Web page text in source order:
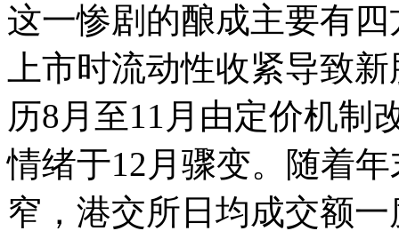
这一惨剧的酿成主要有
上市时流动性收紧导致
历8月至11月由定价机制
情绪于12月骤变。随着
窄，港交所日均成交额